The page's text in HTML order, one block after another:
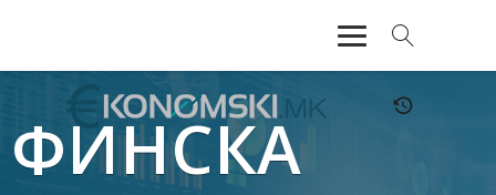
АКТУЕЛНО
ЕКОНОМИЈА
ФИНСКА